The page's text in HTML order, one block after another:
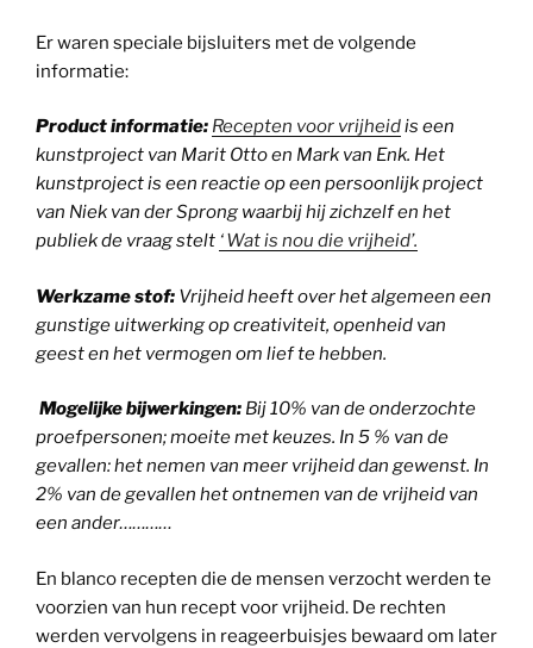
Er waren speciale bijsluiters met de volgende
informatie:
Product informatie: Recepten voor vrijheidis een
kunstproject van Marit Otto en Mark van Enk. Het
kunstproject is een reactie op een persoonlijk project
van Niek van der Sprong waarbij hij zichzelf en het
publiek de vraag stelt ‘ Wat is nou die vrijheid’.
Werkzame stof: Vrijheid heeft over het algemeen een
gunstige uitwerking op creativiteit, openheid van
geest en het vermogen om lief te hebben.
Mogelijke bijwerkingen: Bij 10% van de onderzochte
proefpersonen; moeite met keuzes. In 5 % van de
gevallen: het nemen van meer vrijheid dan gewenst. In
2% van de gevallen het ontnemen van de vrijheid van
een ander…………
En blanco recepten die de mensen verzocht werden te
voorzien van hun recept voor vrijheid. De rechten
werden vervolgens in reageerbuisjes bewaard om later